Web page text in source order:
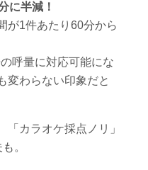
に半減！
が1件あたり60分から
呼量に対応可能にな
変わらない印象だと
カラオケ採点ノリ」
。